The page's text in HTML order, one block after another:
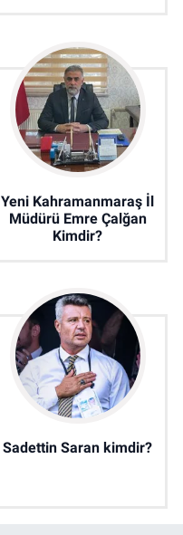
Yeni Kahramanmaraş İl
Müdürü Emre Çalğan
Kimdir?
Sadettin Saran kimdir?